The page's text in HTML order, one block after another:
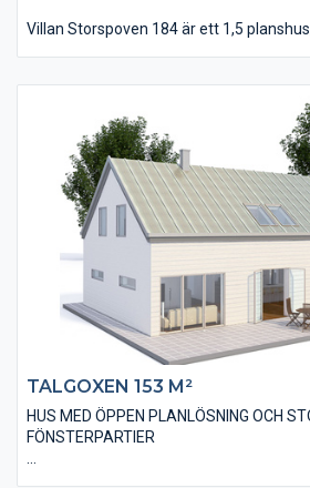
Villan Storspoven 184 är ett 1,5
Huset är på 184 kvm i bostadsyta och
fem stycken sovrum, två stycken
tvättstuga. Invändigt hittas många
bland annat det snedvinklade köket
utfört med ett ryggåstak. Från
direktkontakt med vardagsrummet via
TALGOXEN 153 M²
HUS MED ÖPPEN PLANLÖSNING OCH
FÖNSTERPARTIER